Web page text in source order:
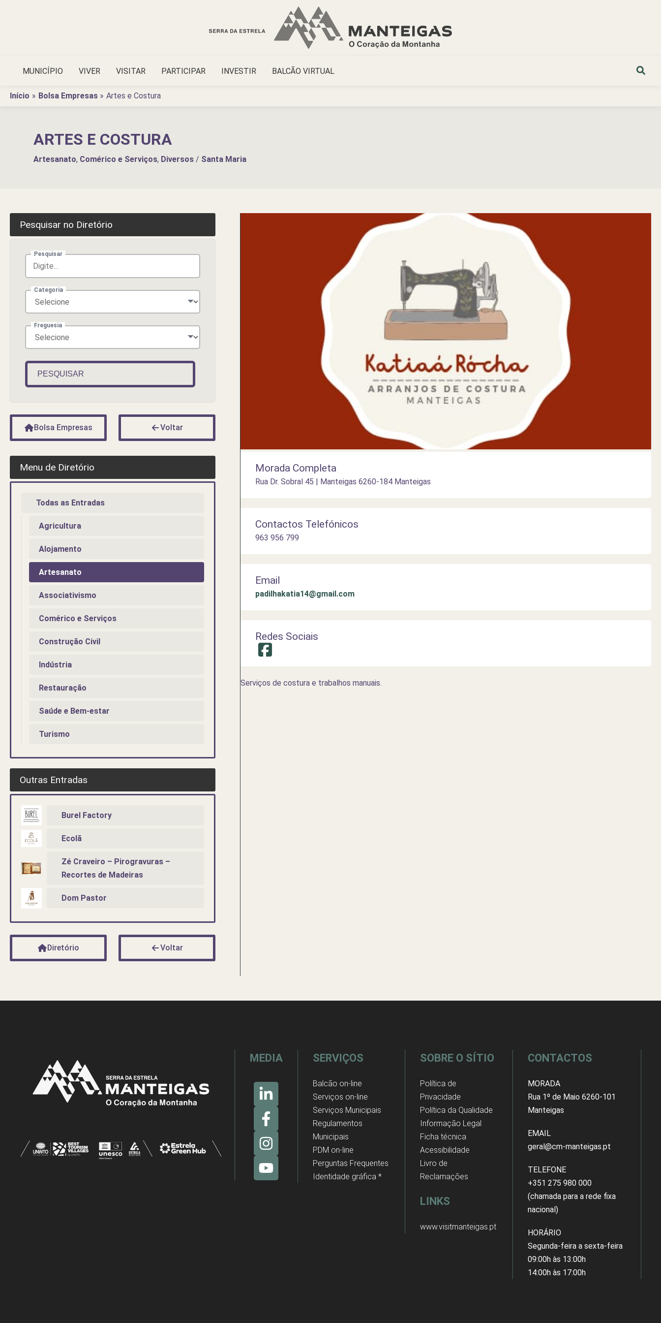
MUNICÍPIO VIVER VISITAR PARTICIPAR INVESTIR BALCÃO VIRTUAL
Início Bolsa Empresas Artes e Costura
ARTES E COSTURA
Artesanato, Comérico e Serviços, Diversos / Santa Maria
Morada Completa
Rua Dr. Sobral 45 | Manteigas 6260-184 Manteigas
Contactos Telefónicos
963 956 799
Email
padilhakatia14@gmail.com
Redes Sociais
Serviços de costura e trabalhos manuais.
Pesquisar no Diretório
Pesquisar
Categoria
Freguesia
PESQUISAR
Bolsa Empresas Voltar
Menu de Diretório
Todas as Entradas
Agricultura
Alojamento
Artesanato
Associativismo
Comérico e Serviços
Construção Civil
Indústria
Restauração
Saúde e Bem-estar
Turismo
Outras Entradas
Burel Factory
Ecolã
Zé Craveiro – Pirogravuras –
Recortes de Madeiras
Dom Pastor
Diretório Voltar
MEDIA SERVIÇOS
Balcão on-line
Serviços on-line
Serviços Municipais
Regulamentos
Municipais
PDM on-line
Perguntas Frequentes
Identidade gráfica *
SOBRE O SÍTIO
Política de
Privacidade
Política da Qualidade
Informação Legal
Ficha técnica
Acessibilidade
Livro de
Reclamações
LINKS
www.visitmanteigas.pt
CONTACTOS
MORADA
Rua 1º de Maio 6260-101
Manteigas
EMAIL
geral@cm-manteigas.pt
TELEFONE
+351 275 980 000
(chamada para a rede fixa
nacional)
HORÁRIO
Segunda-feira a sexta-feira
09:00h às 13:00h
14:00h às 17:00h